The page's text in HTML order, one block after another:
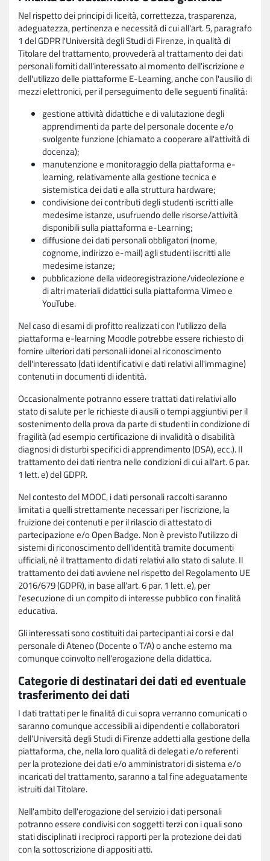
Nel rispetto dei principi di liceità, correttezza, trasparenza,
adeguatezza, pertinenza e necessità di cui all'art. 5, paragrafo
1 del GDPR l'Università degli Studi di Firenze, in qualità di
Titolare del trattamento, provvederà al trattamento dei dati
personali forniti dall'interessato al momento dell'iscrizione e
dell'utilizzo delle piattaforme E-Learning, anche con l'ausilio di
mezzi elettronici, per il perseguimento delle seguenti finalità:
gestione attività didattiche e di valutazione degli
apprendimenti da parte del personale docente e/o
svolgente funzione (chiamato a cooperare all'attività di
docenza);
manutenzione e monitoraggio della piattaforma e-
learning, relativamente alla gestione tecnica e
sistemistica dei dati e alla struttura hardware;
condivisione dei contributi degli studenti iscritti alle
medesime istanze, usufruendo delle risorse/attività
disponibili sulla piattaforma e-Learning;
diffusione dei dati personali obbligatori (nome,
cognome, indirizzo e-mail) agli studenti iscritti alle
medesime istanze;
pubblicazione della videoregistrazione/videolezione e
di altri materiali didattici sulla piattaforma Vimeo e
YouTube.
Nel caso di esami di profitto realizzati con l'utilizzo della
piattaforma e-learning Moodle potrebbe essere richiesto di
fornire ulteriori dati personali idonei al riconoscimento
dell'interessato (dati identificativi e dati relativi all'immagine)
contenuti in documenti di identità.
Occasionalmente potranno essere trattati dati relativi allo
stato di salute per le richieste di ausili o tempi aggiuntivi per il
sostenimento della prova da parte di studenti in condizione di
fragilità (ad esempio certificazione di invalidità o disabilità
diagnosi di disturbi specifici di apprendimento (DSA), ecc.). Il
trattamento dei dati rientra nelle condizioni di cui all'art. 6 par.
1 lett. e) del GDPR.
Nel contesto del MOOC, i dati personali raccolti saranno
limitati a quelli strettamente necessari per l'iscrizione, la
fruizione dei contenuti e per il rilascio di attestato di
partecipazione e/o Open Badge. Non è previsto l'utilizzo di
sistemi di riconoscimento dell'identità tramite documenti
ufficiali, né il trattamento di dati relativi allo stato di salute. Il
trattamento dei dati avviene nel rispetto del Regolamento UE
2016/679 (GDPR), in base all'art. 6 par. 1 lett. e), per
l'esecuzione di un compito di interesse pubblico con finalità
educativa.
Gli interessati sono costituiti dai partecipanti ai corsi e dal
personale di Ateneo (Docente o T/A) o anche esterno ma
comunque coinvolto nell'erogazione della didattica.
Categorie di destinatari dei dati ed eventuale
trasferimento dei dati
I dati trattati per le finalità di cui sopra verranno comunicati o
saranno comunque accessibili ai dipendenti e collaboratori
dell'Università degli Studi di Firenze addetti alla gestione della
piattaforma, che, nella loro qualità di delegati e/o referenti
per la protezione dei dati e/o amministratori di sistema e/o
incaricati del trattamento, saranno a tal fine adeguatamente
istruiti dal Titolare.
Nell'ambito dell'erogazione del servizio i dati personali
potranno essere condivisi con soggetti terzi con i quali sono
stati disciplinati i reciproci rapporti per la protezione dei dati
con la sottoscrizione di appositi atti.